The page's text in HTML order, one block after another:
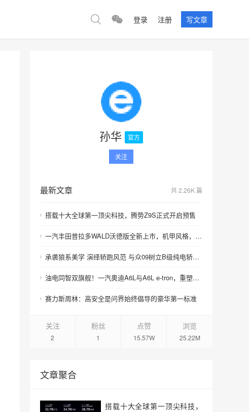
登录 注册 写文章
孙华 官方
关注
最新文章 共 2.26K 篇
搭载十大全球第一顶尖科技，腾势Z9S正式开启预售
一汽丰田普拉多WALD沃德版全新上市，机甲风格，硬核来袭！
承袭狼系美学 演绎轿跑风范 与众09树立B级纯电轿跑美学新标杆
油电同智双旗舰！一汽奥迪A6L与A6L e-tron，重塑豪华C级新标准
赛力斯周林：高安全是问界始终倡导的豪华第一标准
关注
2
粉丝
1
点赞
15.57W
浏览
25.22M
文章聚合
搭载十大全球第一顶尖科技，